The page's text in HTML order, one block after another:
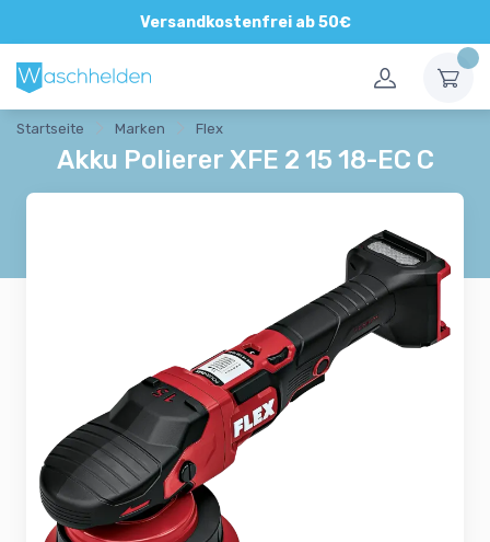
Versandkostenfrei ab 50€
Direkte und persönliche Beratung
Startseite Marken Flex
Akku Polierer XFE 2 15 18-EC C